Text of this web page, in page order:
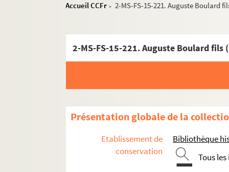
Accueil CCFr > 2-MS-FS-15-221. Auguste Boulard
2-MS-FS-15-221. Auguste Boulard
Présentation globale de la
Etablissement de
conservation
Bibliothèque
Tous
Médailles